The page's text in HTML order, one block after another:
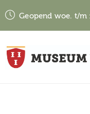
Geopend woe. t/m